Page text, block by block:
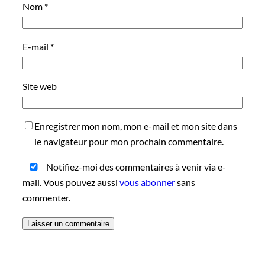
Nom *
E-mail *
Site web
Enregistrer mon nom, mon e-mail et mon site dans
le navigateur pour mon prochain commentaire.
Notifiez-moi des commentaires à venir via e-
mail. Vous pouvez aussi vous abonnersans
commenter.